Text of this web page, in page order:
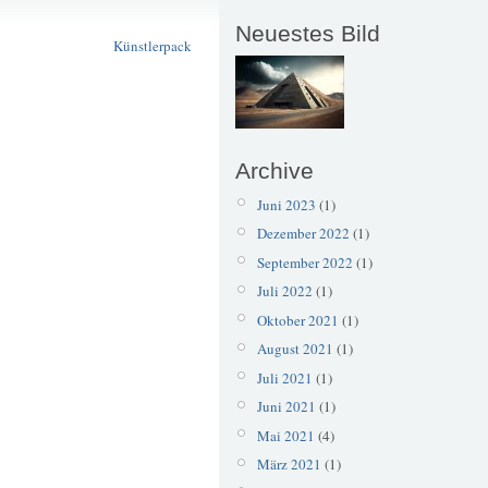
Künstlerpack
Neuestes Bild
Archive
Juni 2023 (1)
Dezember 2022 (1)
September 2022 (1)
Juli 2022 (1)
Oktober 2021 (1)
August 2021 (1)
Juli 2021 (1)
Juni 2021 (1)
Mai 2021 (4)
März 2021 (1)